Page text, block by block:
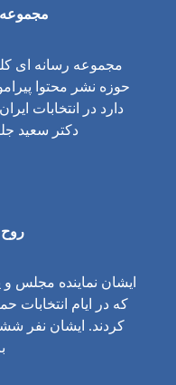
مجموعه رسانه ای
حوزه نشر محتوا
دکتر سعید
روح
ایشان نماینده مجلس
که در ایام انتخابات
کردند. ایشان نفر